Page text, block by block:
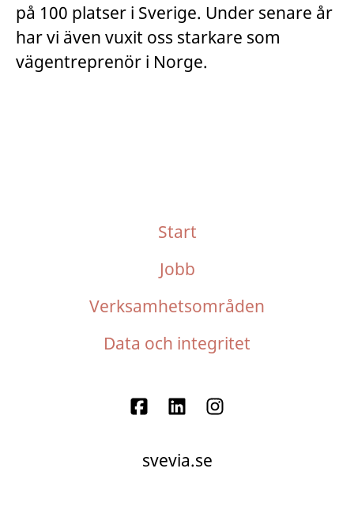
på 100 platser i Sverige. Under senare år
har vi även vuxit oss starkare som
vägentreprenör i Norge.
Start
Jobb
Verksamhetsområden
Data och integritet
svevia.se